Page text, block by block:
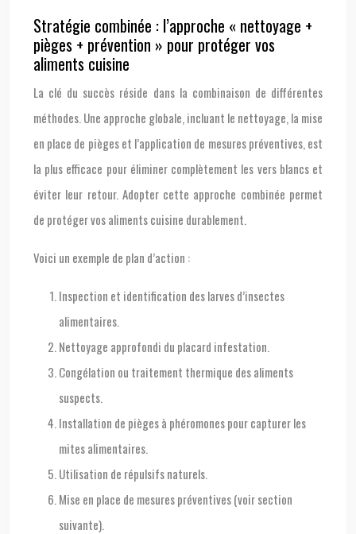
Stratégie combinée : l’approche « nettoyage +
pièges + prévention » pour protéger vos
aliments cuisine
La clé du succès réside dans la combinaison de différentes
méthodes. Une approche globale, incluant le nettoyage, la mise
en place de pièges et l’application de mesures préventives, est
la plus efficace pour éliminer complètement les vers blancs et
éviter leur retour. Adopter cette approche combinée permet
de protéger vos aliments cuisine durablement.
Voici un exemple de plan d’action :
Inspection et identification des larves d’insectes
alimentaires.
Nettoyage approfondi du placard infestation.
Congélation ou traitement thermique des aliments
suspects.
Installation de pièges à phéromones pour capturer les
mites alimentaires.
Utilisation de répulsifs naturels.
Mise en place de mesures préventives (voir section
suivante).